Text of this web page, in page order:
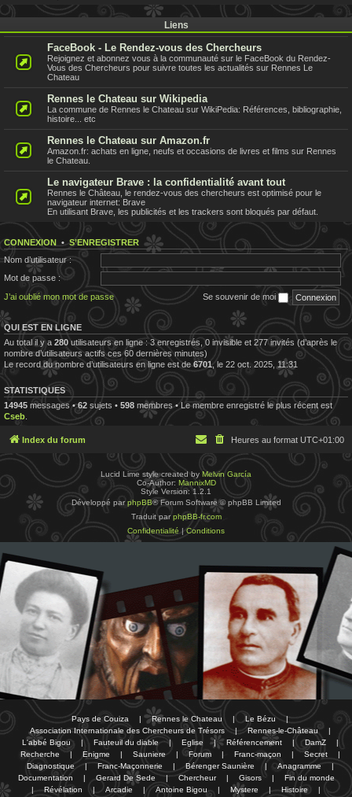
Liens
FaceBook - Le Rendez-vous des Chercheurs
Rejoignez et abonnez vous à la communauté sur le FaceBook du Rendez-
Vous des Chercheurs pour suivre toutes les actualités sur Rennes Le
Chateau
Rennes le Chateau sur Wikipedia
La commune de Rennes le Chateau sur WikiPedia: Références, bibliographie,
histoire... etc
Rennes le Chateau sur Amazon.fr
Amazon.fr: achats en ligne, neufs et occasions de livres et films sur Rennes
le Chateau.
Le navigateur Brave : la confidentialité avant tout
Rennes le Château, le rendez-vous des chercheurs est optimisé pour le
navigateur internet: Brave
En utilisant Brave, les publicités et les trackers sont bloqués par défaut.
CONNEXION •S’ENREGISTRER
Nom d’utilisateur :
Mot de passe :
J’ai oublié mon mot de passe
Se souvenir de moi
QUI EST EN LIGNE
Au total il y a 280utilisateurs en ligne : 3 enregistrés, 0 invisible et 277 invités (d’après le
nombre d’utilisateurs actifs ces 60 dernières minutes)
Le record du nombre d’utilisateurs en ligne est de6701, le 22 oct. 2025, 11:31
STATISTIQUES
14945 messages •62 sujets • 598 membres • Le membre enregistré le plus récent est
Cseb
Index du forum Heures au format UTC+01:00
Lucid Lime style created by Melvin García
Co-Author: MannixMD
Style Version: 1.2.1
Développé parphpBB® Forum Software © phpBB Limited
Traduit parphpBB-fr.com
Confidentialité |Conditions
Pays de Couiza | Rennes le Chateau | Le Bézu
|
Association Internationale des Chercheurs de Trésors
| Rennes-le-Château
|
L'abbé Bigou
| Fauteuil du diable | Eglise | Référencement | DamZ
|
Recherche
| Enigme | Sauniere | Forum | Franc-maçon | Secret
|
Diagnostique
| Franc-Maçonnerie | Bérenger Saunière | Anagramme
|
Documentation
| Gerard De Sede | Chercheur | Gisors |
Fin du monde
|
Révélation | Arcadie | Antoine Bigou | Mystere | Histoire |